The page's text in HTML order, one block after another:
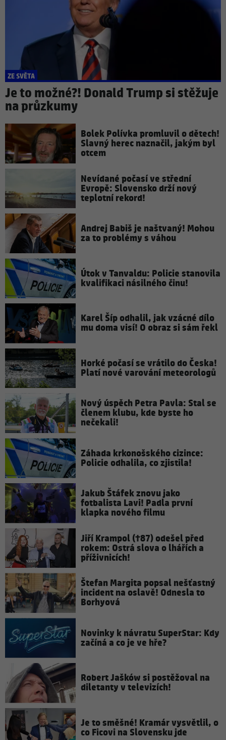
ZE SVĚTA
Je to možné?! Donald Trump si stěžuje
na průzkumy
Bolek Polívka promluvil o dětech!
Slavný herec naznačil, jakým byl
otcem
Nevídané počasí ve střední
Evropě: Slovensko drží nový
teplotní rekord!
Andrej Babiš je naštvaný! Mohou
za to problémy s váhou
Útok v Tanvaldu: Policie stanovila
kvalifikaci násilného činu!
Karel Šíp odhalil, jak vzácné dílo
mu doma visí! O obraz si sám řekl
Horké počasí se vrátilo do Česka!
Platí nové varování meteorologů
Nový úspěch Petra Pavla: Stal se
členem klubu, kde byste ho
nečekali!
Záhada krkonošského cizince:
Policie odhalila, co zjistila!
Jakub Štáfek znovu jako
fotbalista Lavi! Padla první
klapka nového filmu
Jiří Krampol (†87) odešel před
rokem: Ostrá slova o lhářích a
příživnicích!
Štefan Margita popsal nešťastný
incident na oslavě! Odnesla to
Borhyová
Novinky k návratu SuperStar: Kdy
začíná a co je ve hře?
Robert Jašków si postěžoval na
diletanty v televizích!
Je to směšné! Kramár vysvětlil, o
co Ficovi na Slovensku jde